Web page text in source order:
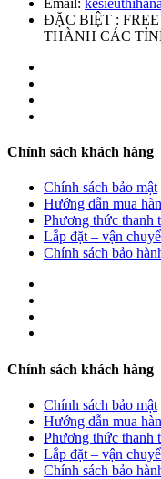
ĐẶC BIỆT :
THÀNH CÁC
Chính sách khách hàng
Chính sách bảo mật
Hướng dẫn mua
Phương thức thanh
Lắp đặt – vận
Chính sách bảo
Chính sách khách hàng
Chính sách bảo mật
Hướng dẫn mua
Phương thức thanh
Lắp đặt – vận
Chính sách bảo